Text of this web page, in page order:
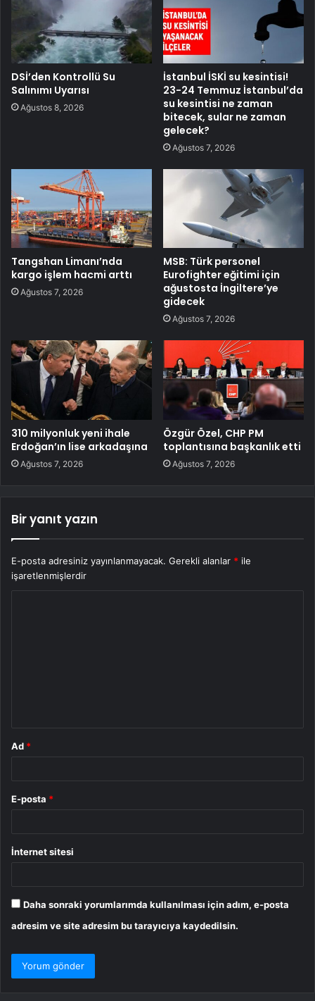
DSİ’den Kontrollü Su
Salınımı Uyarısı
Ağustos 8, 2026
İstanbul İSKİ su kesintisi!
23-24 Temmuz İstanbul’da
su kesintisi ne zaman
bitecek, sular ne zaman
gelecek?
Ağustos 7, 2026
Tangshan Limanı’nda
kargo işlem hacmi arttı
Ağustos 7, 2026
MSB: Türk personel
Eurofighter eğitimi için
ağustosta İngiltere’ye
gidecek
Ağustos 7, 2026
310 milyonluk yeni ihale
Erdoğan’ın lise arkadaşına
Ağustos 7, 2026
Özgür Özel, CHP PM
toplantısına başkanlık etti
Ağustos 7, 2026
Bir yanıt yazın
E-posta adresiniz yayınlanmayacak. Gerekli alanlar * ile
işaretlenmişlerdir
Ad *
E-posta *
İnternet sitesi
Daha sonraki yorumlarımda kullanılması için adım, e-posta
adresim ve site adresim bu tarayıcıya kaydedilsin.